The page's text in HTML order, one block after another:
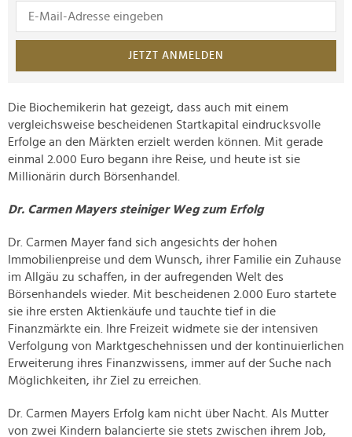
JETZT ANMELDEN
Die Biochemikerin hat gezeigt, dass auch mit einem
vergleichsweise bescheidenen Startkapital eindrucksvolle
Erfolge an den Märkten erzielt werden können. Mit gerade
einmal 2.000 Euro begann ihre Reise, und heute ist sie
Millionärin durch Börsenhandel.
Dr. Carmen Mayers steiniger Weg zum Erfolg
Dr. Carmen Mayer fand sich angesichts der hohen
Immobilienpreise und dem Wunsch, ihrer Familie ein Zuhause
im Allgäu zu schaffen, in der aufregenden Welt des
Börsenhandels wieder. Mit bescheidenen 2.000 Euro startete
sie ihre ersten Aktienkäufe und tauchte tief in die
Finanzmärkte ein. Ihre Freizeit widmete sie der intensiven
Verfolgung von Marktgeschehnissen und der kontinuierlichen
Erweiterung ihres Finanzwissens, immer auf der Suche nach
Möglichkeiten, ihr Ziel zu erreichen.
Dr. Carmen Mayers Erfolg kam nicht über Nacht. Als Mutter
von zwei Kindern balancierte sie stets zwischen ihrem Job,